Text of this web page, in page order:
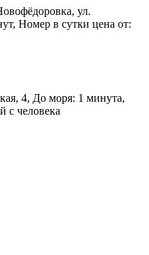
ул.
Номер в сутки цена от:
4, До моря: 1 минута,
с человека